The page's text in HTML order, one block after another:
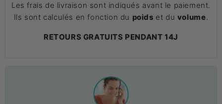
Les frais de livraison sont indiqués avant le paiement.
Ils sont calculés en fonction du poids et du volume.
RETOURS GRATUITS PENDANT 14J